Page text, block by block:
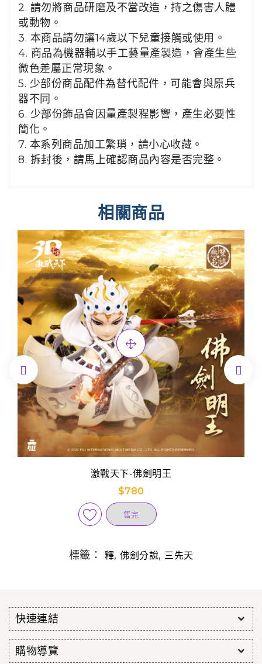
2. 請勿將商品研磨及不當改造，持之傷害人體
或動物。
3. 本商品請勿讓14歲以下兒童接觸或使用。
4. 商品為機器輔以手工藝量產製造，會產生些
微色差屬正常現象。
5. 少部份商品配件為替代配件，可能會與原兵
器不同。
6. 少部份飾品會因量產製程影響，產生必要性
簡化。
7. 本系列商品加工繁瑣，請小心收藏。
8. 拆封後，請馬上確認商品內容是否完整。
相關商品
激戰天下-佛劍明王
$780
售完
 
標籤： 釋, 佛劍分說, 三先天
快速連結
購物導覽